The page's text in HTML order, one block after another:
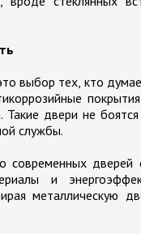
выбор тех, кто
двери не
службы.
дверей
и
металлическую